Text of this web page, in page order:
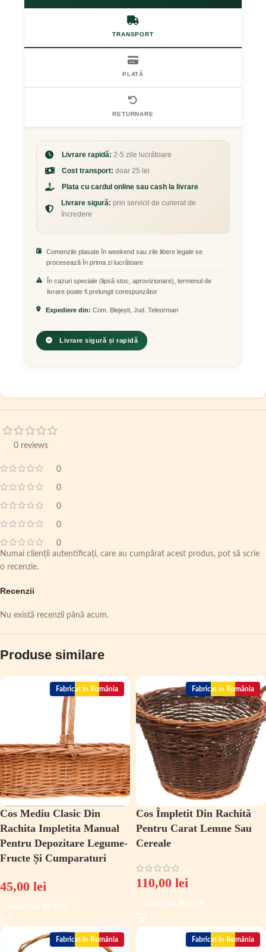
TRANSPORT
PLATĂ
RETURNARE
Livrare rapidă: 2-5 zile lucrătoare
Cost transport: doar 25 lei
Plata cu cardul online sau cash la livrare
Livrare sigură: prin servicii de curierat de
încredere
Comenzile plasate în weekend sau zile libere legale se
procesează în prima zi lucrătoare
În cazuri speciale (lipsă stoc, aprovizionare), termenul de
livrare poate fi prelungit corespunzător
Expediere din: Com. Blejești, Jud. Teleorman
Livrare sigură și rapidă
0 reviews
0
0
0
0
0
Recenzii
Nu există recenzii până acum.
Numai clienții autentificați, care au cumpărat acest produs, pot să scrie
o recenzie.
Produse similare
Fabricat în România
Cos Mediu Clasic Din
Rachita Impletita Manual
Pentru Depozitare Legume-
Fructe Și Cumparaturi
45,00 lei
ADAUGĂ ÎN COȘ
Fabricat în România
Cos Împletit Din Rachită
Pentru Carat Lemne Sau
Cereale
110,00 lei
ADAUGĂ ÎN COȘ
Fabricat în România Fabricat în România